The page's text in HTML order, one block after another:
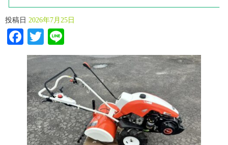
投稿日 2026年7月25日
Facebook
Twitter